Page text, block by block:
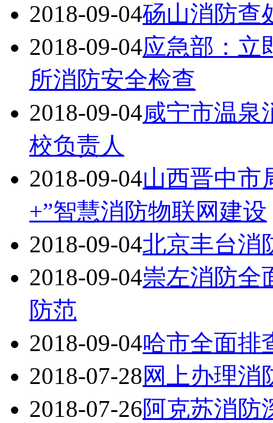
2018-09-04砀山消防查
2018-09-04应急部：立
所消防安全检查
2018-09-04咸宁市温泉
校负责人
2018-09-04山西晋中市
+”智慧消防物联网建设
2018-09-04北京丰台消
2018-09-04崇左消防全
防范
2018-09-04哈市全面排
2018-07-28网上办理消
2018-07-26阿克苏消防